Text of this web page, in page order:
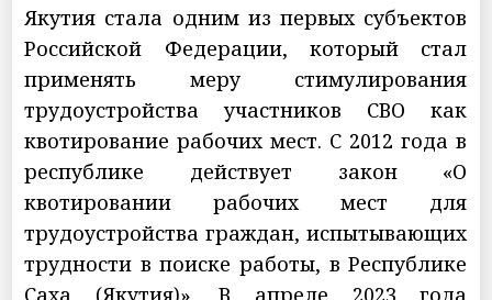
Якутия стала одним из первых субъектов
Российской Федерации, который стал
применять меру стимулирования
трудоустройства участников СВО как
квотирование рабочих мест. С 2012 года в
республике действует закон «О
квотировании рабочих мест для
трудоустройства граждан, испытывающих
трудности в поиске работы, в Республике
Саха (Якутия)». В апреле 2023 года